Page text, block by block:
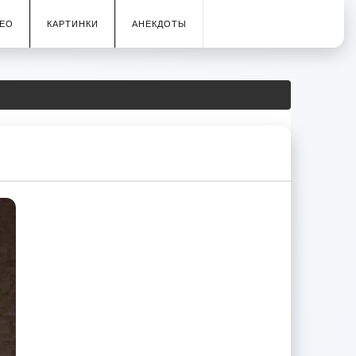
КАРТИНКИ АНЕКДОТЫ